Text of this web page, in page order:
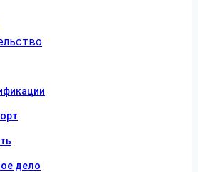
дело